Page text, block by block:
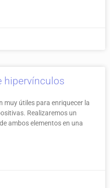
hipervínculos
muy útiles para enriquecer la
Realizaremos un
ambos elementos en una